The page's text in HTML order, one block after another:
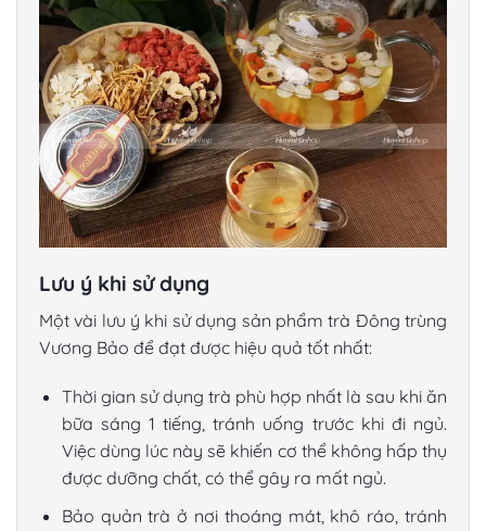
Lưu ý khi sử dụng
Một vài lưu ý khi sử dụng sản phẩm trà Đông trùng
Vương Bảo để đạt được hiệu quả tốt nhất:
Thời gian sử dụng trà phù hợp nhất là sau khi ăn
bữa sáng 1 tiếng, tránh uống trước khi đi ngủ.
Việc dùng lúc này sẽ khiến cơ thể không hấp thụ
được dưỡng chất, có thể gây ra mất ngủ.
Bảo quản trà ở nơi thoáng mát, khô ráo, tránh